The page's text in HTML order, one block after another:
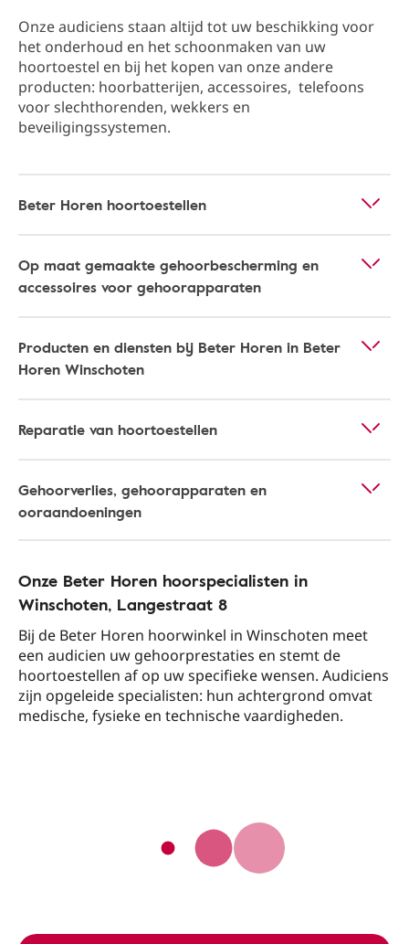
Onze audiciens staan altijd tot uw beschikking ​​voor
het onderhoud en het schoonmaken van uw
hoortoestel en bij het kopen van onze andere
producten: hoorbatterijen, accessoires, telefoons
voor slechthorenden, wekkers en
beveiligingssystemen.
Beter Horen hoortoestellen
Op maat gemaakte gehoorbescherming en
accessoires voor gehoorapparaten
Producten en diensten bij Beter Horen in Beter
Horen Winschoten
Reparatie van hoortoestellen
Gehoorverlies, gehoorapparaten en
ooraandoeningen
Onze Beter Horen hoorspecialisten in
Winschoten​, Langestraat 8​
Bij de Beter Horen hoorwinkel in Winschoten​ meet
een audicien uw gehoorprestaties en stemt de
hoortoestellen af op uw specifieke wensen. Audiciens
zijn opgeleide specialisten: hun achtergrond omvat
medische, fysieke en technische vaardigheden.